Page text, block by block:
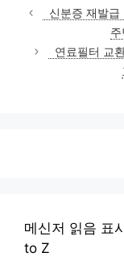
신분증 재발
연료필터 교
메신저 읽음 표
to Z